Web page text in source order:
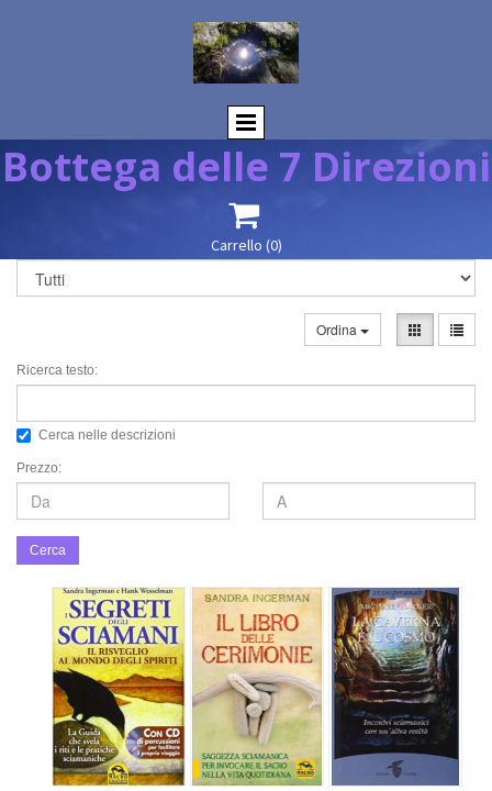
Bottega delle 7 Direzioni

Carrello (0)
Ordina
Ricerca testo:
Cerca nelle descrizioni
Prezzo:
Cerca